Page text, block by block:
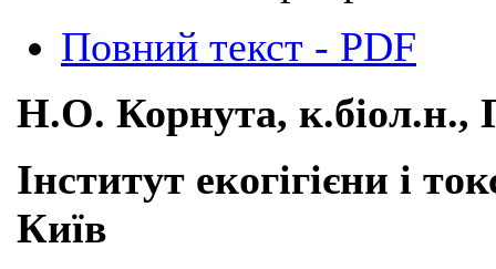
Повний текст - PDF
Н.О. Корнута, к.біол.н.,
Інститут екогігієни і
Київ